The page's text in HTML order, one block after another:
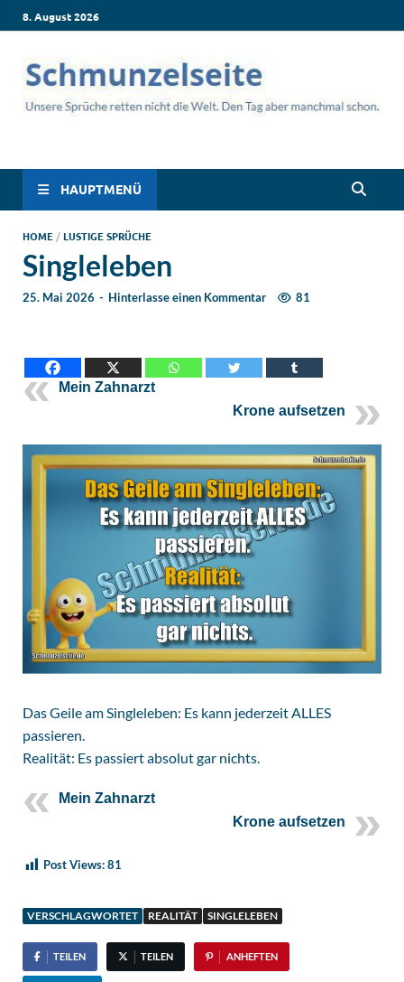
8. August 2026
Schmunzelseite –
Coole lustige Sprüche
für intensives
Schmunzeln
für jede Situation: Leben, Job, Liebe, Geburtstag & mehr. Lachen
ist hier garantiert!
HAUPTMENÜ
HOME /LUSTIGE SPRÜCHE
Singleleben
25. Mai 2026 - Hinterlasse einen Kommentar 81
Mein Zahnarzt
Krone aufsetzen
Das Geile am Singleleben: Es kann jederzeit ALLES
passieren.
Realität: Es passiert absolut gar nichts.
Mein Zahnarzt
Krone aufsetzen
Post Views:81
VERSCHLAGWORTET REALITÄT SINGLELEBEN
TEILEN TEILEN ANHEFTEN